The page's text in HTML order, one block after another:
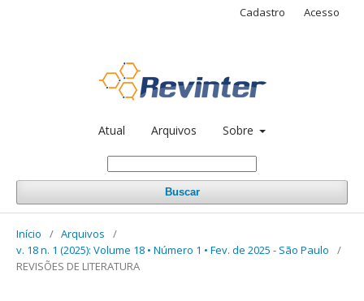
Atual Arquivos Sobre
Buscar
Cadastro Acesso
Início / Arquivos
/
v. 18 n. 1 (2025): Volume 18 • Número 1 • Fev. de 2025 - São Paulo
/
REVISÕES DE LITERATURA